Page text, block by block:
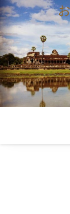
コ
ン
テ
ン
ツ
へ
ス
キ
ッ